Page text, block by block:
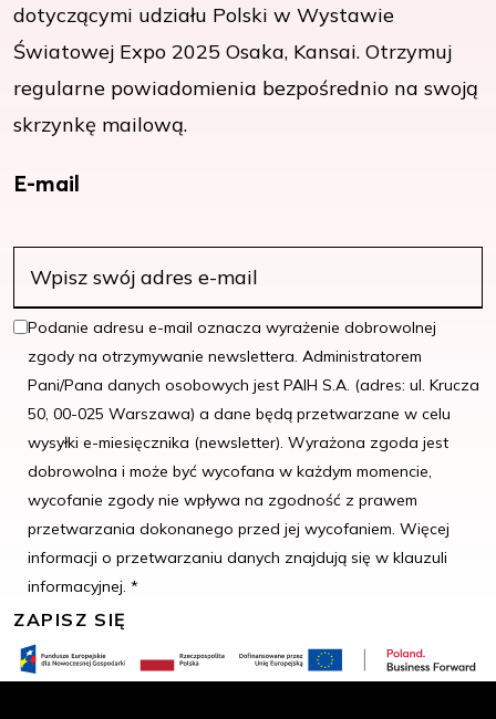
dotyczącymi udziału Polski w Wystawie
Światowej Expo 2025 Osaka, Kansai. Otrzymuj
regularne powiadomienia bezpośrednio na swoją
skrzynkę mailową.
E-mail
Podanie adresu e-mail oznacza wyrażenie dobrowolnej
zgody na otrzymywanie newslettera. Administratorem
Pani/Pana danych osobowych jest PAIH S.A. (adres: ul. Krucza
50, 00-025 Warszawa) a dane będą przetwarzane w celu
wysyłki e-miesięcznika (newsletter). Wyrażona zgoda jest
dobrowolna i może być wycofana w każdym momencie,
wycofanie zgody nie wpływa na zgodność z prawem
przetwarzania dokonanego przed jej wycofaniem. Więcej
informacji o przetwarzaniu danych znajdują się w klauzuli
informacyjnej. *